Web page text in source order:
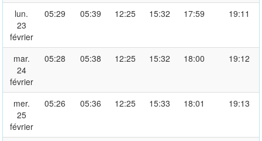
lun.
23
février
05:29 05:39 12:25 15:32 17:59 19:11
mar.
24
février
05:28 05:38 12:25 15:32 18:00 19:12
mer.
25
février
05:26 05:36 12:25 15:33 18:01 19:13